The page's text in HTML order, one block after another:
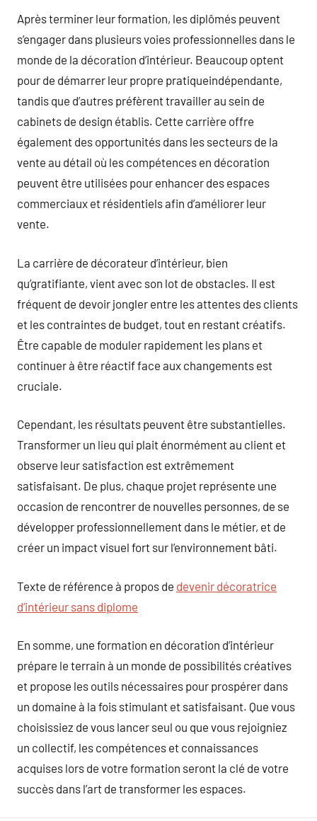
Après terminer leur formation, les diplômés peuvent
s’engager dans plusieurs voies professionnelles dans le
monde de la décoration d’intérieur. Beaucoup optent
pour de démarrer leur propre pratiqueindépendante,
tandis que d’autres préfèrent travailler au sein de
cabinets de design établis. Cette carrière offre
également des opportunités dans les secteurs de la
vente au détail où les compétences en décoration
peuvent être utilisées pour enhancer des espaces
commerciaux et résidentiels afin d’améliorer leur
vente.
La carrière de décorateur d’intérieur, bien
qu’gratifiante, vient avec son lot de obstacles. Il est
fréquent de devoir jongler entre les attentes des clients
et les contraintes de budget, tout en restant créatifs.
Être capable de moduler rapidement les plans et
continuer à être réactif face aux changements est
cruciale.
Cependant, les résultats peuvent être substantielles.
Transformer un lieu qui plait énormément au client et
observe leur satisfaction est extrêmement
satisfaisant. De plus, chaque projet représente une
occasion de rencontrer de nouvelles personnes, de se
développer professionnellement dans le métier, et de
créer un impact visuel fort sur l’environnement bâti.
Texte de référence à propos de devenir décoratrice
d’intérieur sans diplome
En somme, une formation en décoration d’intérieur
prépare le terrain à un monde de possibilités créatives
et propose les outils nécessaires pour prospérer dans
un domaine à la fois stimulant et satisfaisant. Que vous
choisissiez de vous lancer seul ou que vous rejoigniez
un collectif, les compétences et connaissances
acquises lors de votre formation seront la clé de votre
succès dans l’art de transformer les espaces.